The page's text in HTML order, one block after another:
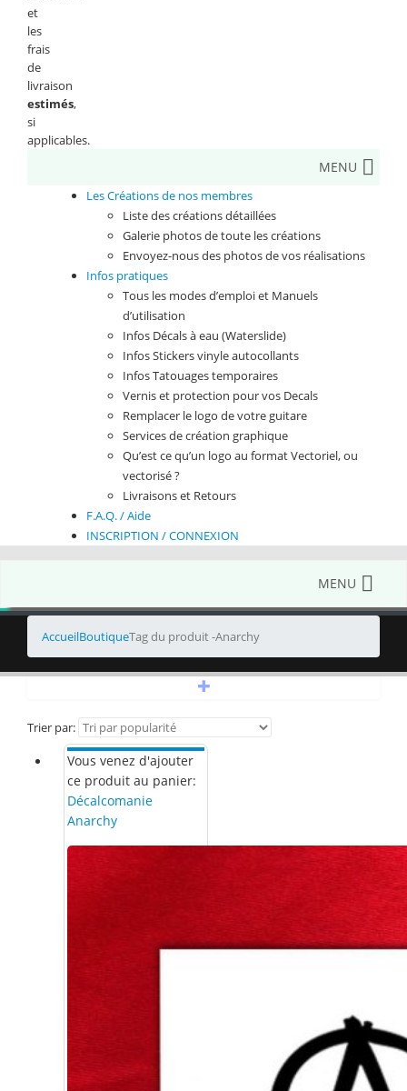
et
les
frais
de
livraison
estimés,
si
applicables.
MENU
Les Créations de nos membres
Liste des créations détaillées
Galerie photos de toute les créations
Envoyez-nous des photos de vos réalisations
Infos pratiques
Tous les modes d’emploi et Manuels
d’utilisation
Infos Décals à eau (Waterslide)
Infos Stickers vinyle autocollants
Infos Tatouages temporaires
Vernis et protection pour vos Decals
Remplacer le logo de votre guitare
Services de création graphique
Qu’est ce qu’un logo au format Vectoriel, ou
vectorisé ?
Livraisons et Retours
F.A.Q. / Aide
INSCRIPTION / CONNEXION
MENU
AccueilBoutiqueTag du produit -Anarchy
+
Trier par:
Vous venez d'ajouter
ce produit au panier:
Décalcomanie
Anarchy